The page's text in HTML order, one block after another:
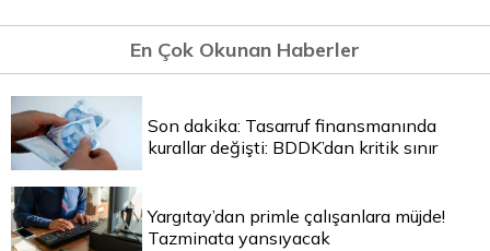
En Çok Okunan Haberler
Son dakika: Tasarruf finansmanında
kurallar değişti: BDDK’dan kritik sınır
Yargıtay’dan primle çalışanlara müjde!
Tazminata yansıyacak